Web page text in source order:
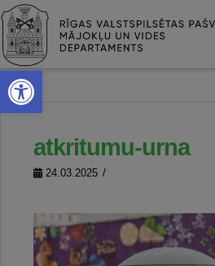
Open toolbar
atkritumu-urna
24.03.2025